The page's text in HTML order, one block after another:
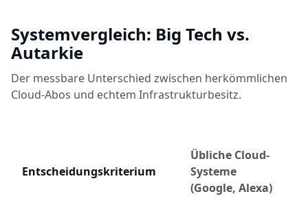
Systemvergleich: Big Tech vs.
Autarkie
Der messbare Unterschied zwischen herkömmlichen
Cloud-Abos und echtem Infrastrukturbesitz.
Entscheidungskriterium
Übliche Cloud-
Systeme
(Google, Alexa)